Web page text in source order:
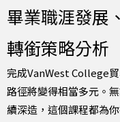
畢業職涯發展
轉銜策略分析
完成VanWest College
路徑將變得相當多元。
續深造，這個課程都為